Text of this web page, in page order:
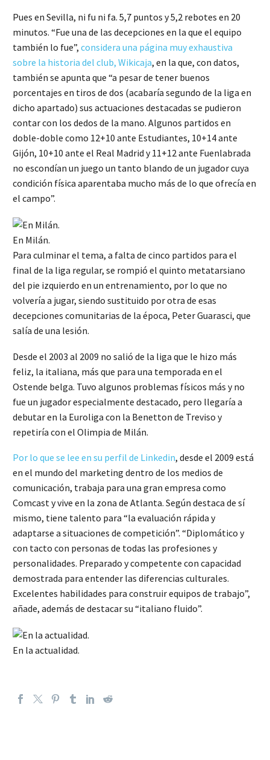
Pues en Sevilla, ni fu ni fa. 5,7 puntos y 5,2 rebotes en 20
minutos. “Fue una de las decepciones en la que el equipo
también lo fue”, considera una página muy exhaustiva
sobre la historia del club, Wikicaja, en la que, con datos,
también se apunta que “a pesar de tener buenos
porcentajes en tiros de dos (acabaría segundo de la liga en
dicho apartado) sus actuaciones destacadas se pudieron
contar con los dedos de la mano. Algunos partidos en
doble-doble como 12+10 ante Estudiantes, 10+14 ante
Gijón, 10+10 ante el Real Madrid y 11+12 ante Fuenlabrada
no escondían un juego un tanto blando de un jugador cuya
condición física aparentaba mucho más de lo que ofrecía en
el campo”.
En Milán.
Para culminar el tema, a falta de cinco partidos para el
final de la liga regular, se rompió el quinto metatarsiano
del pie izquierdo en un entrenamiento, por lo que no
volvería a jugar, siendo sustituido por otra de esas
decepciones comunitarias de la época, Peter Guarasci, que
salía de una lesión.
Desde el 2003 al 2009 no salió de la liga que le hizo más
feliz, la italiana, más que para una temporada en el
Ostende belga. Tuvo algunos problemas físicos más y no
fue un jugador especialmente destacado, pero llegaría a
debutar en la Euroliga con la Benetton de Treviso y
repetiría con el Olimpia de Milán.
Por lo que se lee en su perfil de Linkedin, desde el 2009 está
en el mundo del marketing dentro de los medios de
comunicación, trabaja para una gran empresa como
Comcast y vive en la zona de Atlanta. Según destaca de sí
mismo, tiene talento para “la evaluación rápida y
adaptarse a situaciones de competición”. “Diplomático y
con tacto con personas de todas las profesiones y
personalidades. Preparado y competente con capacidad
demostrada para entender las diferencias culturales.
Excelentes habilidades para construir equipos de trabajo”,
añade, además de destacar su “italiano fluido”.
En la actualidad.